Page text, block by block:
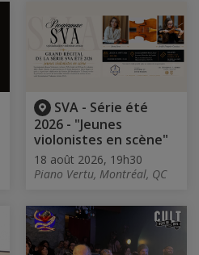
SVA - Série été
2026 - "Jeunes
violonistes en scène"
18 août 2026, 19h30
Piano Vertu, Montréal, QC